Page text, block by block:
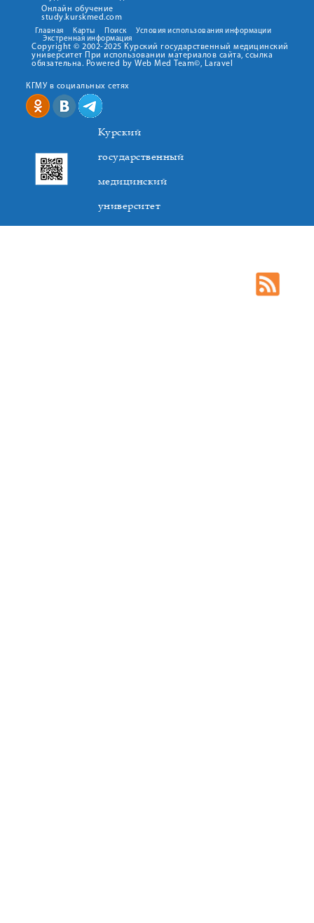
Онлайн обучение
study.kurskmed.com
Главная Карты Поиск
Условия использования информации
Экстренная информация
Copyright © 2002-2025 Курский государственный медицинский
университет При использовании материалов сайта, ссылка
обязательна. Powered by Web Med Team©, Laravel
КГМУ в социальных сетях
Курский
государственный
медицинский
университет